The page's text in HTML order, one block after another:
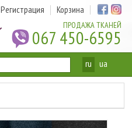
ПРОДАЖА ТКАНЕЙ
067 450-6595
Регистрация Корзина
ru ua